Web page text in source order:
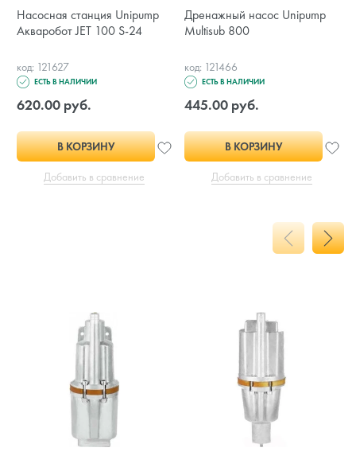
Насосная станция Unipump
Акваробот JET 100 S-24
код: 121627
ЕСТЬ В НАЛИЧИИ
620.00 руб.
В КОРЗИНУ
Добавить в сравнение
Дренажный насос Unipump
Multisub 800
код: 121466
ЕСТЬ В НАЛИЧИИ
445.00 руб.
В КОРЗИНУ
Добавить в сравнение